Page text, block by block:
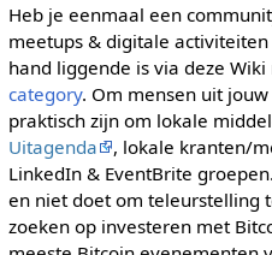
Heb je eenmaal een
meetups & digitale
hand liggende is via deze
category. Om mensen uit
praktisch zijn om lokale
Uitagenda
, lokale kranten/
LinkedIn & EventBrite
en niet doet om teleurstelling
zoeken op investeren met